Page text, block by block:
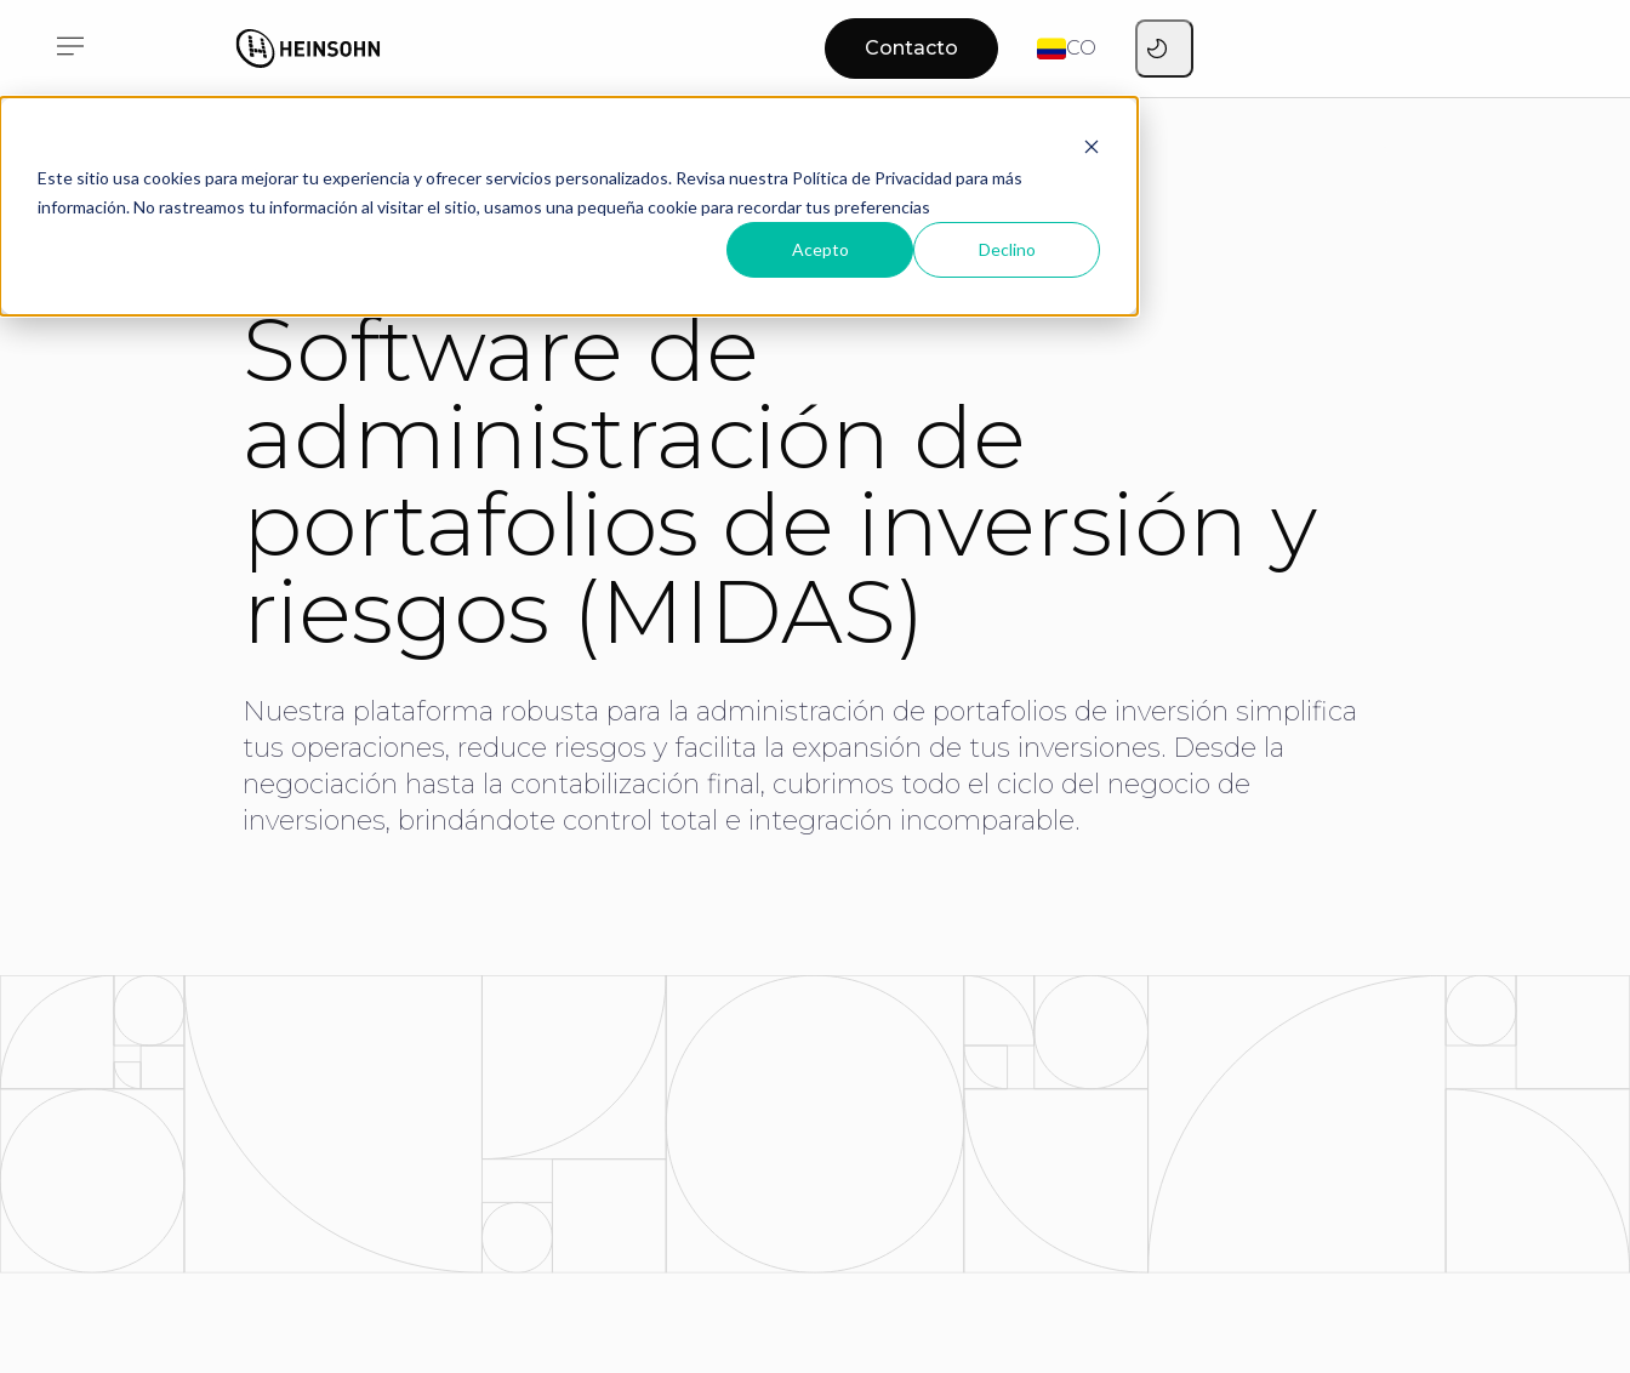
Este sitio usa cookies para mejorar tu experiencia y ofrecer servicios personalizados. Revisa nuestra Política de Privacidad para más
información. No rastreamos tu información al visitar el sitio, usamos una pequeña cookie para recordar tus preferencias
Acepto Declino
Contacto CO
Home Soluciones Sector Financiero Administración de Portafolios de Inversión
Software de
administración de
portafolios de inversión y
riesgos (MIDAS)
Nuestra plataforma robusta para la administración de portafolios de inversión simplifica
tus operaciones, reduce riesgos y facilita la expansión de tus inversiones. Desde la
negociación hasta la contabilización final, cubrimos todo el ciclo del negocio de
inversiones, brindándote control total e integración incomparable.